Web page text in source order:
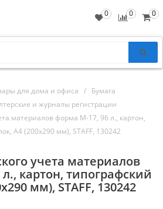
0
0
0
для дома и офиса
Бумага
и журналы регистрации
материалов форма М-17, 96 л., картон,
А4 (200х290 мм), STAFF, 130242
учета материалов
картон, типографский
мм), STAFF, 130242